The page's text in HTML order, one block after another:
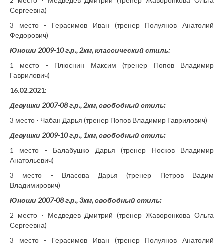
Сергеевна)
3 место - Герасимов Иван (тренер Полуянов Анатолий
Федорович)
Юноши 2009-10 г.р., 2км, классический стиль:
1 место - Плюснин Максим (тренер Попов Владимир
Гаврилович)
16.02.2021:
Девушки 2007-08 г.р., 2км, свободный стиль:
3 место - Чабан Дарья (тренер Попов Владимир Гаврилович)
Девушки 2009-10 г.р., 1км, свободный стиль:
1 место - Балабушко Дарья (тренер Носков Владимир
Анатольевич)
3 место - Власова Дарья (тренер Петров Вадим
Владимирович)
Юноши 2007-08 г.р., 3км, свободный стиль:
2 место - Медведев Дмитрий (тренер Жаворонкова Ольга
Сергеевна)
3 место - Герасимов Иван (тренер Полуянов Анатолий